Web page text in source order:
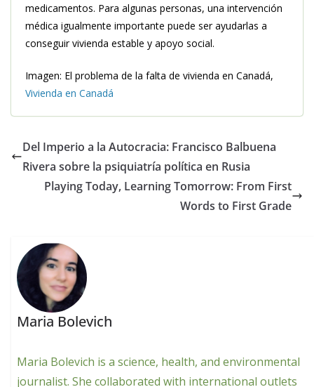
medicamentos. Para algunas personas, una intervención
médica igualmente importante puede ser ayudarlas a
conseguir vivienda estable y apoyo social.
Imagen: El problema de la falta de vivienda en Canadá,
Vivienda en Canadá
Del Imperio a la Autocracia: Francisco Balbuena
Rivera sobre la psiquiatría política en Rusia
Playing Today, Learning Tomorrow: From First
Words to First Grade
Maria Bolevich
Maria Bolevich is a science, health, and environmental
journalist. She collaborated with international outlets